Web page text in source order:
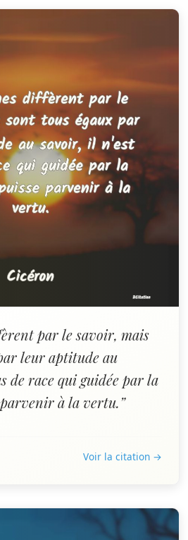
par le savoir, mais
leur aptitude au
de race qui guidée par la
à la vertu.”
Voir la citation →